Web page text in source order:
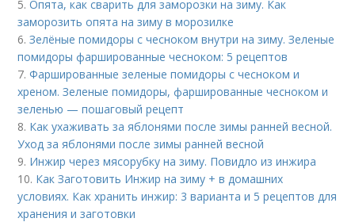
5.Опята, как сварить для заморозки на зиму. Как
заморозить опята на зиму в морозилке
6.Зелёные помидоры с чесноком внутри на зиму. Зеленые
помидоры фаршированные чесноком: 5 рецептов
7.Фаршированные зеленые помидоры с чесноком и
хреном. Зеленые помидоры, фаршированные чесноком и
зеленью — пошаговый рецепт
8. Как ухаживать за яблонями после зимы ранней весной.
Уход за яблонями после зимы ранней весной
9. Инжир через мясорубку на зиму. Повидло из инжира
10. Как Заготовить Инжир на зиму + в домашних
условиях. Как хранить инжир: 3 варианта и 5 рецептов для
хранения и заготовки